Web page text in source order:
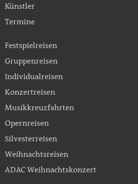
Künstler
Termine
Festspielreisen
Gruppenreisen
Individualreisen
Konzertreisen
Musikkreuzfahrten
Opernreisen
Silvesterreisen
Weihnachtsreisen
ADAC Weihnachtskonzert